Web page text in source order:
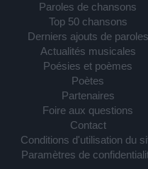
Paroles de chansons
Top 50 chansons
Derniers ajouts de paroles
Actualités musicales
Poésies et poèmes
Poètes
Partenaires
Foire aux questions
Contact
Conditions d'utilisation du
Paramètres de